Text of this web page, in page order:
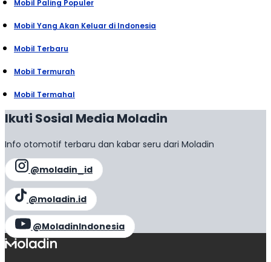
Mobil Paling Populer
Mobil Yang Akan Keluar di Indonesia
Mobil Terbaru
Mobil Termurah
Mobil Termahal
Ikuti Sosial Media Moladin
Info otomotif terbaru dan kabar seru dari Moladin
@moladin_id
@moladin.id
@MoladinIndonesia